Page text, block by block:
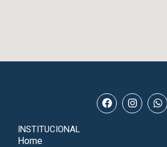
INSTITUCIONAL
Home